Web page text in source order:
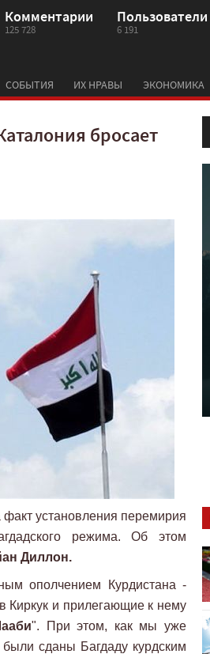
Комментарии
125 728
Пользователи
6 191
СОБЫТИЯ ИХ НРАВЫ ЭКОНОМИКА
бросает
установления перемирия
режима. Об этом
Диллон.
ополчением Курдистана -
Киркук и прилегающие к нему
". При этом, как мы уже
сданы Багдаду курдским